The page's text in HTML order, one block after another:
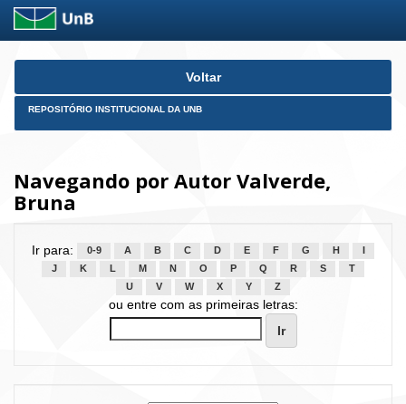
Skip
Voltar
REPOSITÓRIO INSTITUCIONAL DA UNB
Navegando por Autor Valverde,
Bruna
Ir para: 0-9 A B C D E F G H
J
K L M N O P Q R S
T
U
V W X Y Z
ou entre com as primeiras letras: